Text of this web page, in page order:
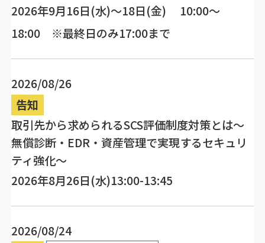
2026年9月16日(水)～18日(金) 10:00～
18:00 ※最終日のみ17:00まで
2026/08/26
告知
取引先から求められるSCS評価制度対策とは～
無償診断・EDR・資産管理で実現するセキュリ
ティ強化～
2026年8月26日(水)13:00-13:45
2026/08/24